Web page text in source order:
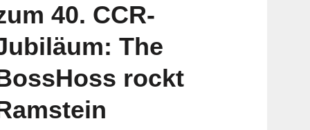
40. CCR-
The
rockt